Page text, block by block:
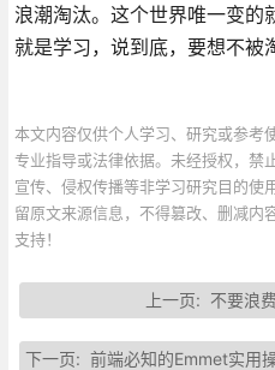
浪潮淘汰。这个世界唯一变的
就是学习，说到底，要想不被
本文内容仅供个人学习、研究或参考
专业指导或法律依据。未经授权，禁
宣传、侵权传播等非学习研究目的使
留原文来源信息，不得篡改、删减内
支持！
上一页: 不要浪
下一页:前端必知的Emmet实用操